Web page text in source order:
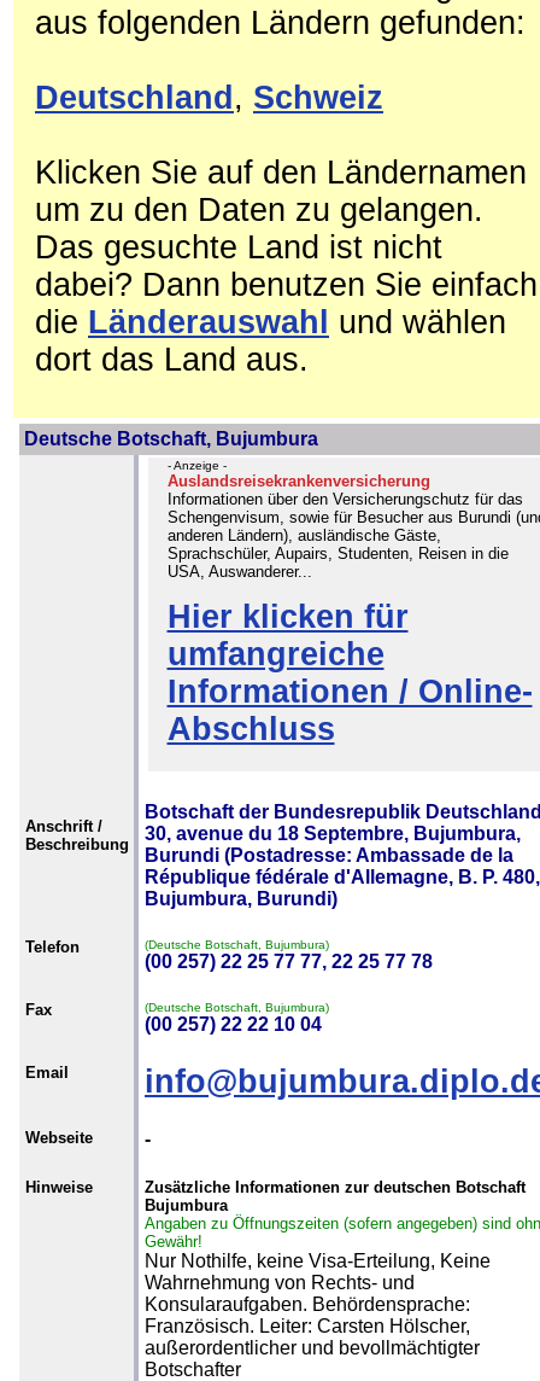
aus folgenden Ländern gefunden:
Deutschland , Schweiz
Klicken Sie auf den Ländernamen
um zu den Daten zu gelangen.
Das gesuchte Land ist nicht
dabei? Dann benutzen Sie einfach
die Länderauswahl
und wählen
dort das Land aus.
Deutsche Botschaft, Bujumbura
- Anzeige -
Auslandsreisekrankenversicherung
Informationen über den Versicherungschutz für das
Schengenvisum, sowie für Besucher aus Burundi
anderen Ländern), ausländische Gäste,
Sprachschüler, Aupairs, Studenten, Reisen in die
USA, Auswanderer...
Hier klicken für
umfangreiche
Informationen / Online-
Abschluss
Anschrift /
Beschreibung
Botschaft der Bundesrepublik
30, avenue du 18 Septembre, Bujumbura,
Burundi (Postadresse: Ambassade de la
République fédérale d'Allemagne, B. P. 480,
Bujumbura, Burundi)
Telefon (Deutsche Botschaft, Bujumbura)
(00 257) 22 25 77 77, 22 25 77 78
Fax (Deutsche Botschaft, Bujumbura)
(00 257) 22 22 10 04
Email
Webseite -
Hinweise
Zusätzliche Informationen zur deutschen Botschaft
Bujumbura
Angaben zu Öffnungszeiten (sofern angegeben) sind
Gewähr!
Nur Nothilfe, keine Visa-Erteilung, Keine
Wahrnehmung von Rechts- und
Konsularaufgaben. Behördensprache:
Französisch. Leiter: Carsten Hölscher,
außerordentlicher und bevollmächtigter
Botschafter